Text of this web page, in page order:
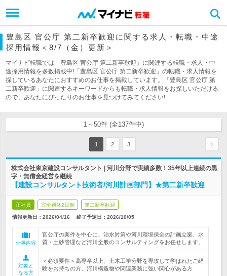
豊島区 官公庁 第二新卒歓迎に関する求人・転職・中途
採用情報＜8/7（金）更新＞
マイナビ転職では「豊島区 官公庁 第二新卒歓迎」に関連する転職・求人・中
途採用情報を多数掲載中!「豊島区 官公庁 第二新卒歓迎」の転職・求人情報を
探しているあなたにおすすめのお仕事を掲載しています。「豊島区 官公庁 第
二新卒歓迎」に関連するキーワードからも転職・求人情報をお探しいただける
ので、あなたにぴったりのお仕事を見つけてみてください!
1～50件 (全137件中)
1 2 3
株式会社東京建設コンサルタント | 河川分野で実績多数！35年以上連続の黒
字・無借金経営を継続
【建設コンサルタント技術者/河川計画部門】★第二新卒歓迎
正社員 完全週休2日制 第二新卒歓迎
情報更新日：2026/04/16 終了予定日： 2026/10/05
仕事内容
官公庁の案件を中心に、治水対策や河川環境保全の計画立案、水
質・土砂管理など河川全般のコンサルティングをお任せします。
対象と
なる方
＜必須要件＞高専卒以上、土木工学分野を専攻して学ばれたご経
験をお持ちの方、河川構造物や関連業務に強い関心がある方